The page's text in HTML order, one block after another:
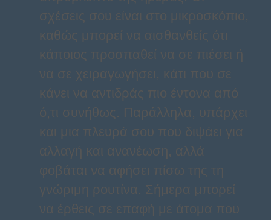
σχέσεις σου είναι στο μικροσκόπιο,
καθώς μπορεί να αισθανθείς ότι
κάποιος προσπαθεί να σε πιέσει ή
να σε χειραγωγήσει, κάτι που σε
κάνει να αντιδράς πιο έντονα από
ό,τι συνήθως. Παράλληλα, υπάρχει
και μια πλευρά σου που διψάει για
αλλαγή και ανανέωση, αλλά
φοβάται να αφήσει πίσω της τη
γνώριμη ρουτίνα. Σήμερα μπορεί
να έρθεις σε επαφή με άτομα που